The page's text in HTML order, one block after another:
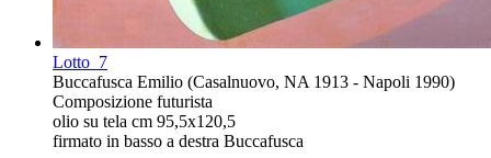
Lotto 7
Buccafusca Emilio (Casalnuovo, NA 1913 - Napoli 1990)
Composizione futurista
olio su tela cm 95,5x120,5
firmato in basso a destra Buccafusca